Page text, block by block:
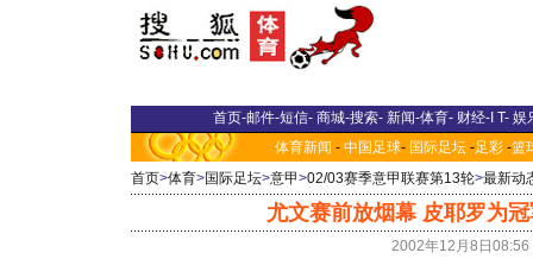
首页-邮件-短信- 商城-搜索- 新闻-体育- 财经-I T- 娱
体育新闻 - 中国足球- 国际足坛 -足彩 -篮
首页>体育>国际足坛>意甲>02/03赛季意甲联赛第13轮>最新动
尤文赛前放烟幕 皮耶罗为
2002年12月8日